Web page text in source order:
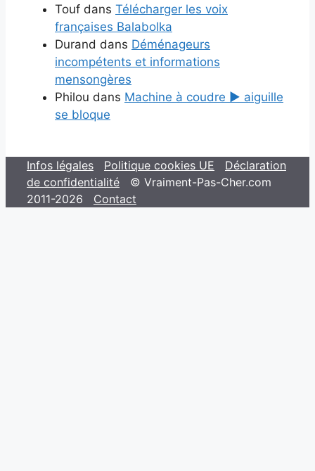
Touf dans Télécharger les voix
françaises Balabolka
Durand dans Déménageurs
incompétents et informations
mensongères
Philou dans Machine à coudre ▶ aiguille
se bloque
Infos légales Politique cookies UE
Déclaration
de confidentialité © Vraiment-Pas-Cher.com
2011-2026 Contact